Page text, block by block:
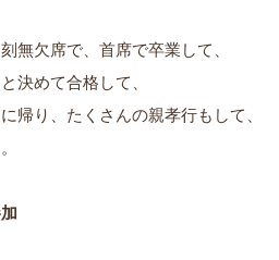
無欠席で、首席で卒業して、
決めて合格して、
帰り、たくさんの親孝行もして、